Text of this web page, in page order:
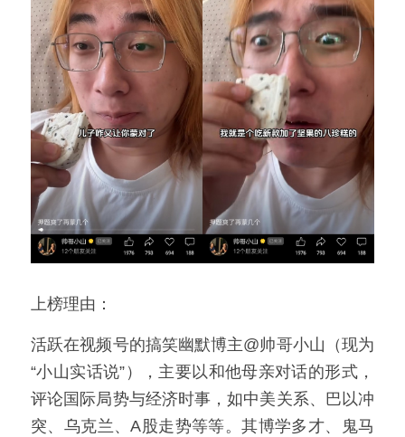
上榜理由：
活跃在视频号的搞笑幽默博主@帅哥小山（现为
“小山实话说”），主要以和他母亲对话的形式，
评论国际局势与经济时事，如中美关系、巴以冲
突、乌克兰、A股走势等等。其博学多才、鬼马